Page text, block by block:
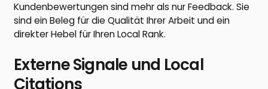
Kundenbewertungen sind mehr als nur Feedback. Sie
sind ein Beleg für die Qualität Ihrer Arbeit und ein
direkter Hebel für Ihren Local Rank.
Externe Signale und Local
Citations